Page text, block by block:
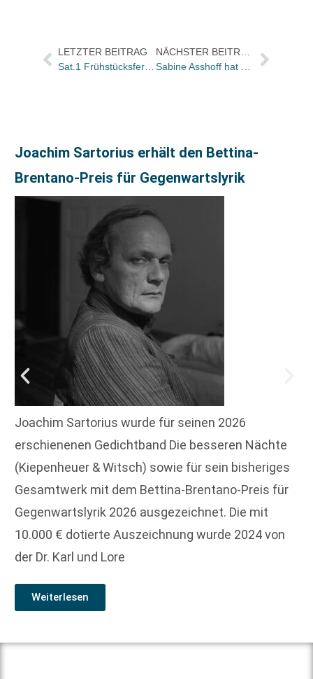
LETZTER BEITRAG
Sat.1 Frühstücksfernsehen: Buchtitel der Sendung von morgen
Joachim Sartorius erhält den Bettina-
Brentano-Preis für Gegenwartslyrik
Joachim Sartorius wurde für seinen 2026
erschienenen Gedichtband Die besseren Nächte
(Kiepenheuer & Witsch) sowie für sein bisheriges
Gesamtwerk mit dem Bettina-Brentano-Preis für
Gegenwartslyrik 2026 ausgezeichnet. Die mit
10.000 € dotierte Auszeichnung wurde 2024 von
der Dr. Karl und Lore
Weiterlesen